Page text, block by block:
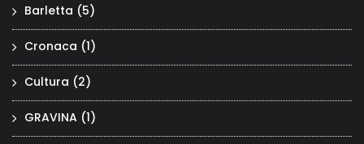
Barletta (5)
Cronaca (1)
Cultura (2)
GRAVINA (1)